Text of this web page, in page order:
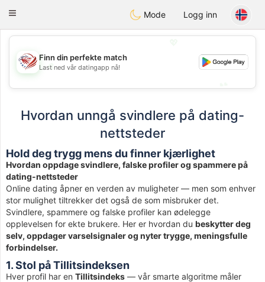
StatesDating
Toggle
Mode Logg inn
💖
💕
Finn din perfekte match
Last ned vår datingapp nå!
Hvordan unngå svindlere på dating-
nettsteder
Hold deg trygg mens du finner kjærlighet
Hvordan oppdage svindlere, falske profiler og spammere på
dating-nettsteder
Online dating åpner en verden av muligheter — men som enhver
stor mulighet tiltrekker det også de som misbruker det.
Svindlere, spammere og falske profiler kan ødelegge
opplevelsen for ekte brukere. Her er hvordan du beskytter deg
selv, oppdager varselsignaler og nyter trygge, meningsfulle
forbindelser.
1. Stol på Tillitsindeksen
Hver profil har en Tillitsindeks — vår smarte algoritme måler